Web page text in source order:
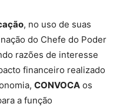
, no uso de suas
do Chefe do Poder
razões de interesse
financeiro realizado
CONVOCA os
a função